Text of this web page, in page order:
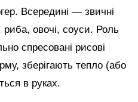
Всередині — звичні
овочі, соуси. Роль
спресовані рисові
зберігають тепло (або
в руках.